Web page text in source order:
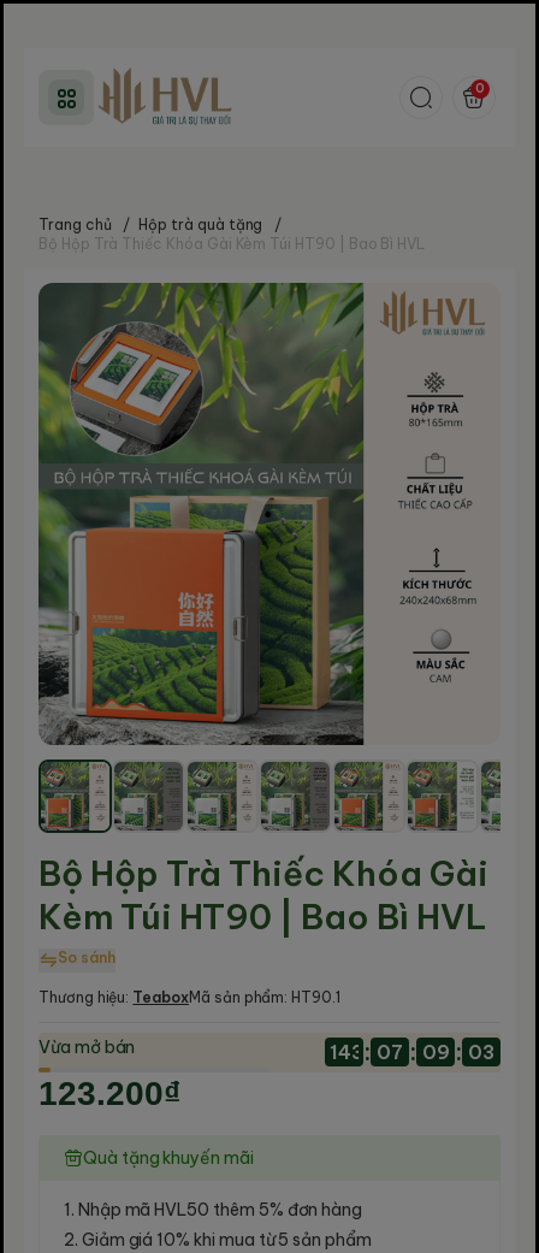
0
Trang chủ / Hộp trà quà tặng
/
Bộ Hộp Trà Thiếc Khóa Gài Kèm Túi HT90 | Bao Bì HVL
Bộ Hộp Trà Thiếc Khóa Gài
Kèm Túi HT90 | Bao Bì HVL
So sánh
Thương hiệu: TeaboxMã sản phẩm: HT90.1
Vừa mở bán 143 : 07 : :
123.200₫
Quà tặng khuyến mãi
1. Nhập mã HVL50 thêm 5% đơn hàng
2. Giảm giá 10% khi mua từ 5 sản phẩm